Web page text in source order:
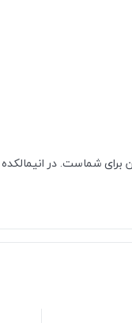
برای شماست. در